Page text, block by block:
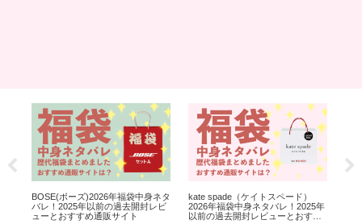
BOSE(ボーズ)2026年福袋中身ネタ
バレ！2025年以前の過去開封レビ
ューとおすすめ通販サイト
kate spade（ケイトスペード）
2026年福袋中身ネタバレ！2025年
以前の過去開封レビューとおすす